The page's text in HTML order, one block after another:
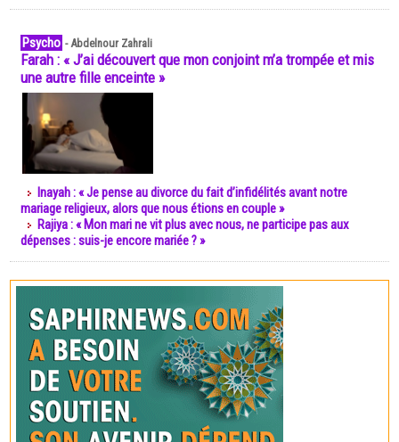
Psycho -Abdelnour Zahrali
Farah : « J’ai découvert que mon conjoint m’a trompée et mis
une autre fille enceinte »
Inayah : « Je pense au divorce du fait d’infidélités avant notre
mariage religieux, alors que nous étions en couple »
Rajiya : « Mon mari ne vit plus avec nous, ne participe pas aux
dépenses : suis-je encore mariée ? »